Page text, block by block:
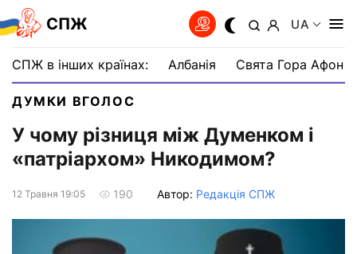
СПЖ UA
СПЖ в інших країнах: Албанія Свята Гора Афон
ДУМКИ ВГОЛОС
У чому різниця між Думенком і
«патріархом» Никодимом?
12 Травня 19:05 190 Автор: Редакція СПЖ